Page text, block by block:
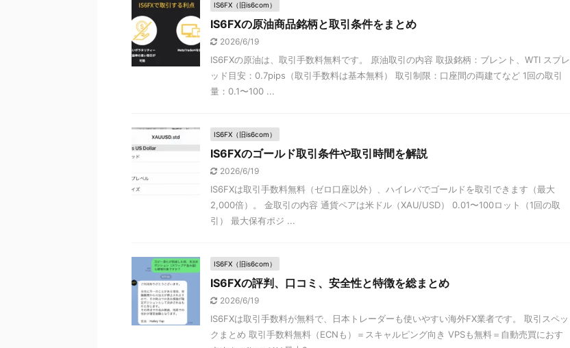
IS6FX（旧is6com）
IS6FXの原油商品銘柄と取引条件をまとめ
2026/6/19
IS6FXの原油は、取引手数料無料です。 原油取引の内容 取扱銘柄：ブレント、WTI スプレ
ッド目安：0.7pips（取引手数料は基本無料） 取引制限：口座間の両建てなど 1回の取引
量：0.1〜100 ...
IS6FX（旧is6com）
IS6FXのゴールド取引条件や取引時間を解説
2026/6/19
IS6FXは取引手数料無料（ゼロ口座以外）、ハイレバでゴールドを取引できます（最大
2,000倍）。 金取引の内容 通貨ペアは米ドル（XAU/USD） 0.01〜100ロット（1回の取
引） 最大保有ポジ ...
IS6FX（旧is6com）
IS6FXの評判、口コミ、安全性と特徴を総まとめ
2026/6/19
IS6FXは取引手数料が無料で、日本トレーダーも使いやすい海外FX業者です。 取引スペッ
クまとめ 取引手数料無料（ECNも）＝スキャルピング向き VPSも無料＝自動売買におす